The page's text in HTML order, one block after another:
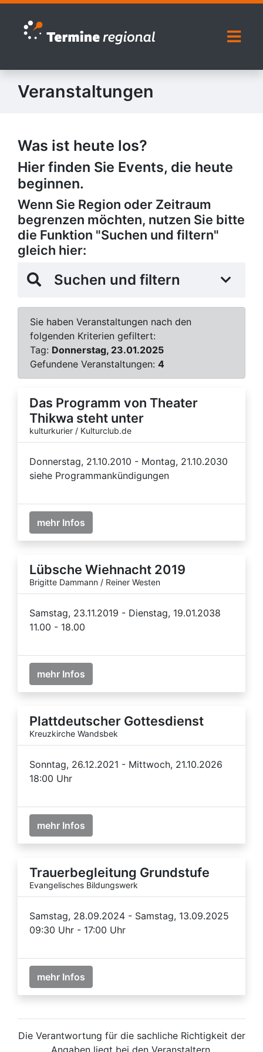
Zur Navigation springen
Zum Inhalt springen
Veranstaltungen
Was ist heute los?
Hier finden Sie Events, die heute
beginnen.
Wenn Sie Region oder Zeitraum
begrenzen möchten, nutzen Sie bitte
die Funktion "Suchen und filtern"
gleich hier:
Suchen und filtern
Sie haben Veranstaltungen nach den
folgenden Kriterien gefiltert:
Tag: Donnerstag, 23.01.2025
Gefundene Veranstaltungen: 4
Das Programm von Theater
Thikwa steht unter
kulturkurier / Kulturclub.de
Donnerstag, 21.10.2010 - Montag, 21.10.2030
siehe Programmankündigungen
mehr Infos
Lübsche Wiehnacht 2019
Brigitte Dammann / Reiner Westen
Samstag, 23.11.2019 - Dienstag, 19.01.2038
11.00 - 18.00
mehr Infos
Plattdeutscher Gottesdienst
Kreuzkirche Wandsbek
Sonntag, 26.12.2021 - Mittwoch, 21.10.2026
18:00 Uhr
mehr Infos
Trauerbegleitung Grundstufe
Evangelisches Bildungswerk
Samstag, 28.09.2024 - Samstag, 13.09.2025
09:30 Uhr - 17:00 Uhr
mehr Infos
Die Verantwortung für die sachliche Richtigkeit der
Angaben liegt bei den Veranstaltern.